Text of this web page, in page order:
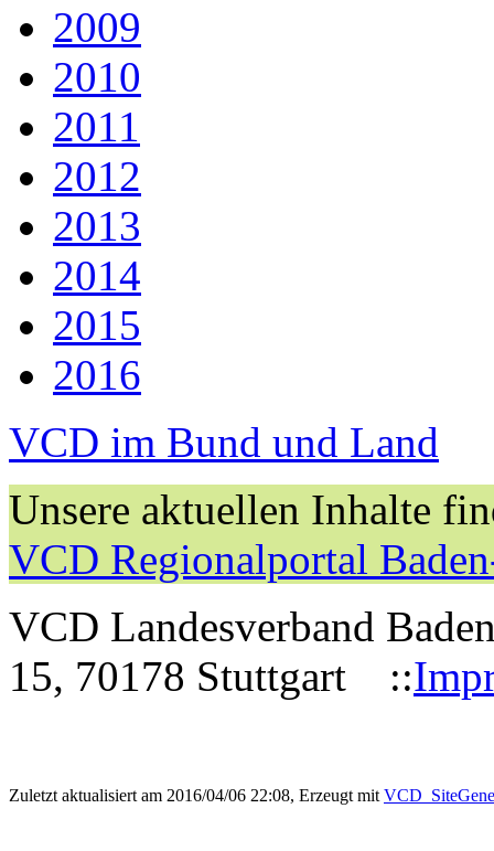
2009
2010
2011
2012
2013
2014
2015
2016
VCD im Bund und Land
Unsere aktuellen Inhalte
VCD Regionalportal
VCD Landesverband
15, 70178 Stuttgart ::
Zuletzt aktualisiert am 2016/04/06 22:08, Erzeugt mit